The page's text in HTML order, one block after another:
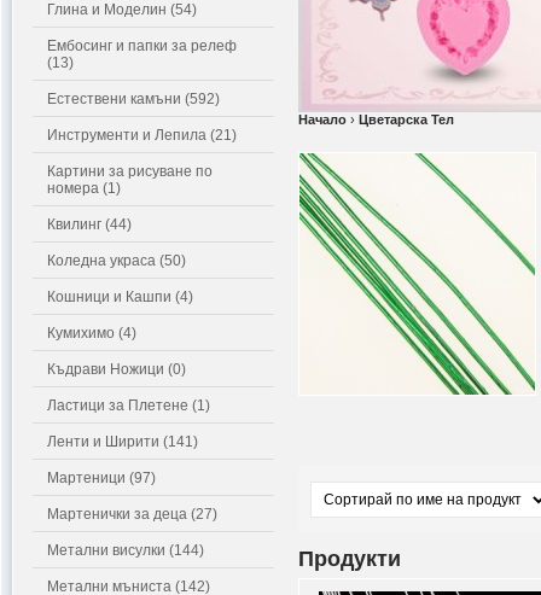
Глина и Моделин (54)
Ембосинг и папки за релеф
(13)
Естествени камъни (592)
Инструменти и Лепила (21)
Картини за рисуване по
номера (1)
Квилинг (44)
Коледна украса (50)
Кошници и Кашпи (4)
Кумихимо (4)
Къдрави Ножици (0)
Ластици за Плетене (1)
Ленти и Ширити (141)
Мартеници (97)
Мартенички за деца (27)
Метални висулки (144)
Метални мъниста (142)
Начало › Цветарска Тел
Продукти